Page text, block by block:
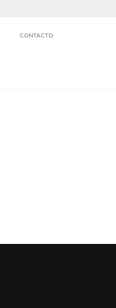
CONTACTO